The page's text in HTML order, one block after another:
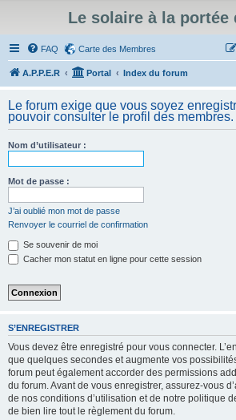
Le solaire à la portée
FAQ Carte des Membres
A.P.P.E.R Portal Index du forum
Le forum exige que vous soyez
pouvoir consulter le profil des membres.
Nom d’utilisateur :
Mot de passe :
J’ai oublié mon mot de passe
Renvoyer le courriel de confirmation
Se souvenir de moi
Cacher mon statut en ligne pour cette session
S’ENREGISTRER
Vous devez être enregistré pour vous connecter.
que quelques secondes et augmente vos
forum peut également accorder des permissions
du forum. Avant de vous enregistrer, assurez-vous
de nos conditions d’utilisation et de notre politique
de bien lire tout le règlement du forum.